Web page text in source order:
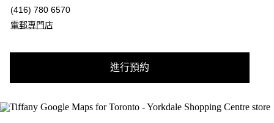
(416) 780 6570
電郵專門店
進行預約